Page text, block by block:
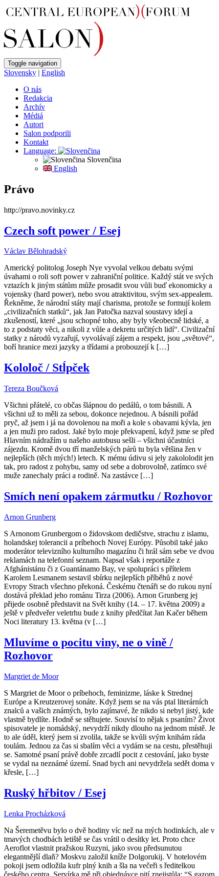
Toggle navigation
Slovensky | English
O nás
Redakcia
Archív
Médiá
Autori
Salon podporili
Kontakt
Language:
Slovenčina
English
Právo
http://pravo.novinky.cz
Czech soft power / Esej
Václav Bělohradský
Americký politolog Joseph Nye vyvolal velkou debatu svými
úvahami o roli soft power v zahraniční politice. Každý stát ve svých
vztazích k jiným státům může prosadit svou vůli buď ekonomicky a
vojensky (hard power), nebo svou atraktivitou, svým sex-appealem.
Řekněme, že národní státy mají charisma, protože se formují kolem
„civilizačních statků“, jak Jan Patočka nazval soustavy idejí a
zkušeností, které „jsou schopné toho, aby byly všeobecně lidské, a
to z podstaty věci, a nikoli z vůle a dekretu určitých lidí“. Civilizační
statky z národů vyzařují, vyvolávají zájem a respekt, jsou „světové“,
boří hranice mezi jazyky a třídami a probouzejí k […]
Kololoč / Stĺpček
Tereza Boučková
Všichni přátelé, co občas šlápnou do pedálů, o tom básnili. A
všichni už to měli za sebou, dokonce nejednou. A básnili pořád
pryč, až jsem i já na dovolenou na moři a kole s obavami kývla, jen
a jen muži pro radost. Jaké bylo moje překvapení, když jsme se před
Hlavním nádražím u našeho autobusu sešli – všichni účastníci
zájezdu. Kromě dvou tří manželských párů tu byla většina žen v
nejlepších (těch mých!) letech. K mému údivu si jely zakololodit jen
tak, pro radost z pohybu, samy od sebe a dobrovolně, zatímco své
muže zanechaly práci a rodině. Na zastávce […]
Smích není opakem zármutku / Rozhovor
Arnon Grunberg
S Arnonom Grunbergom o židovskom dedičstve, strachu z islamu,
holandskej tolerancii a príbehoch Novej Európy. Působil také jako
moderátor televizního kulturního magazínu či hrál sám sebe ve dvou
reklamách na telefonní seznam. Napsal však i reportáže z
Afghánistánu či z Guantánamo Bay, ve spolupráci s přítelem
Karolem Lesmanem sestavil sbírku nejlepších příběhů z nové
Evropy Strach všechno překoná. Českému čtenáři se do rukou nyní
dostává překlad jeho románu Tirza (2006). Arnon Grunberg jej
přijede osobně představit na Svět knihy (14. – 17. května 2009) a
ještě v předveřer veletrhu bude z knihy předčítat Jan Kačer během
Noci literatury 13. května (v […]
Mluvíme o pocitu viny, ne o vině /
Rozhovor
Margriet de Moor
S Margriet de Moor o príbehoch, feminizme, láske k Strednej
Európe a Kreutzerovej sonáte. Když jsem se na vás ptal literárních
znalců a vašich známých, bylo zajímavé, že nikdo si nebyl jistý, kde
vlastně bydlíte. Hodně se stěhujete. Souvisí to nějak s psaním? Život
spisovatele je nomádský, nevydrží nikdy dlouho na jednom místě. Je
to ale úděl, který jsem si zvolila, takže se kvůli svým knihám ráda
toulám. Jednou za čas si sbalím věci a vydám se na cestu, přestěhuji
se. Samotné psaní právě dobře zrcadlí pocit z cestování, jako byste
se vydal na neznámé území. Snad bych ani nevydržela sedět doma v
křesle, […]
Ruský hřbitov / Esej
Lenka Procházková
Na Šeremetěvu bylo o dvě hodiny víc než na mých hodinkách, ale v
tmavých chodbách letiště se čas vrátil o desítky let. Proto chce
Aeroflot vlastnit pražskou Ruzyni, jako svou předsunutou
elegantnější dlaň? Moskvu založil kníže Dolgorukij. V hotelovém
pokoji jsem odložila kufr plný knih a šla na večeři s ředitelkou
českého centra. Servírka mě při objednávce pití znejistůla: “S gazom